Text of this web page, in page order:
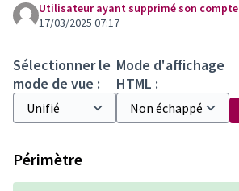
Utilisateur ayant supprimé son compte
17/03/2025 07:17
Sélectionner le
mode de vue :
Mode d'affichage
HTML :
Périmètre